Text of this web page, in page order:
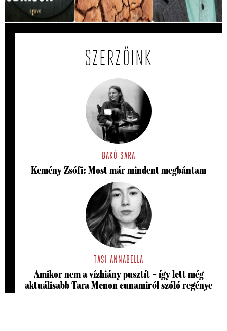
című regénye.
SZERZŐINK
BAKÓ SÁRA
Kemény Zsófi: Most már mindent megbántam
TASI ANNABELLA
Amikor nem a vízhiány pusztít – így lett még
aktuálisabb Tara Menon cunamiról szóló regénye